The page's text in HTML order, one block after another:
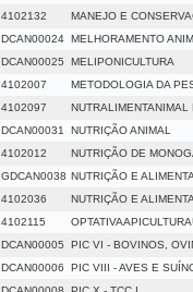
4102132
MANEJO E
DCAN00024 MELHORAMENTO
DCAN00025
MELIPONICULTURA
4102007
METODOLOGIA DA
4102097
DCAN00031
NUTRIÇÃO ANIMAL
4102012
NUTRIÇÃO DE
GDCAN0038 NUTRIÇÃO E
4102036
NUTRIÇÃO E
4102115
DCAN00005
PIC VI - BOVINOS,
DCAN00006
PIC VIII - AVES E